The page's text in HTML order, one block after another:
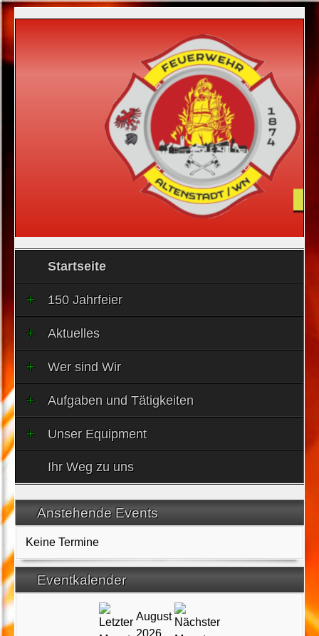
Startseite
150 Jahrfeier
Aktuelles
Wer sind Wir
Aufgaben und Tätigkeiten
Unser Equipment
Ihr Weg zu uns
Anstehende Events
Keine Termine
Eventkalender
August
2026